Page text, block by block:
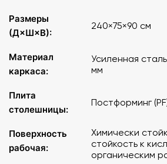
Постформинг (PF), толщина
облицовывание ДСП многослойными
огибанием передней кромки
кратковременный нагрев до 160 ºС,
веществ, растворителей,
Размеры
(Д×Ш×В):
240×75×90 см
Материал
каркаса:
Усиленная
мм
Плита
столешницы:
Постформинг
Поверхность
рабочая:
Химически
стойкость к
органическим